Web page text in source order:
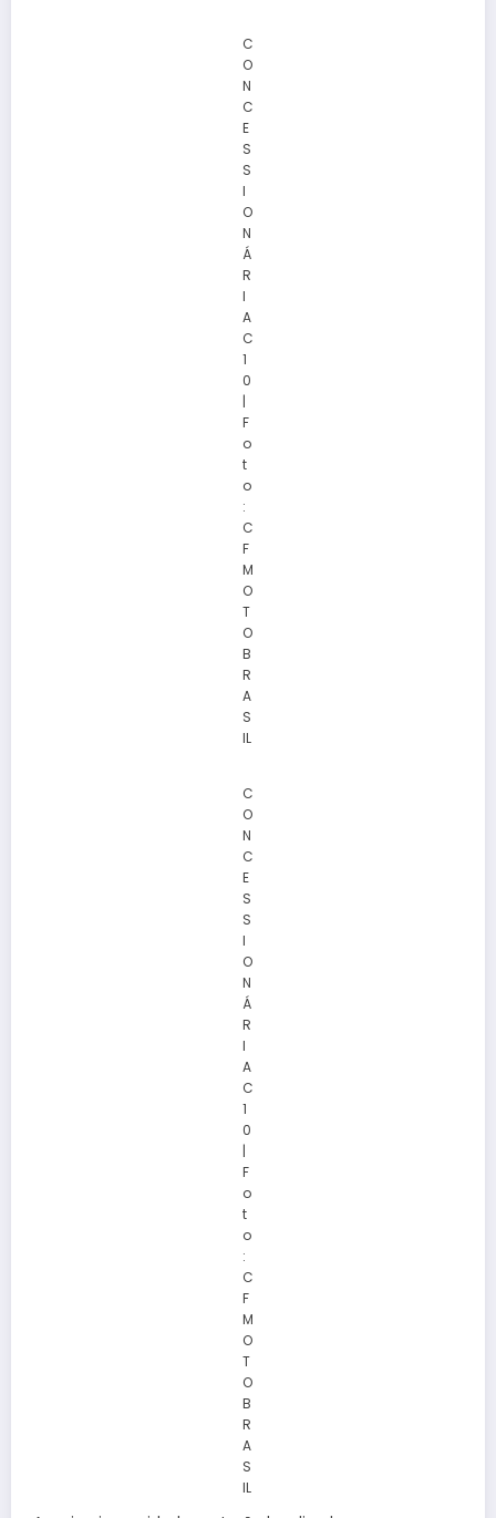
C
O
N
C
E
S
S
I
O
N
Á
R
I
A
C
1
0
|
F
o
t
o
:
C
F
M
O
T
O
B
R
A
S
IL
C
O
N
C
E
S
S
I
O
N
Á
R
I
A
C
1
0
|
F
o
t
o
:
C
F
M
O
T
O
B
R
A
S
IL